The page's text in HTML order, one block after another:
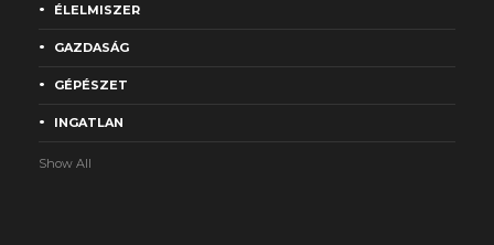
ÉLELMISZER
GAZDASÁG
GÉPÉSZET
INGATLAN
Show All